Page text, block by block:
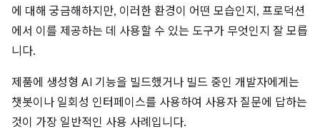
에 대해 궁금해하지만, 이러한 환경이 어떤 모습인지, 프로덕션
에서 이를 제공하는 데 사용할 수 있는 도구가 무엇인지 잘 모릅
니다.
제품에 생성형 AI 기능을 빌드했거나 빌드 중인 개발자에게는
챗봇이나 일회성 인터페이스를 사용하여 사용자 질문에 답하는
것이 가장 일반적인 사용 사례입니다.